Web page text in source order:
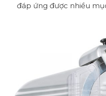
đáp ứng được nhiều